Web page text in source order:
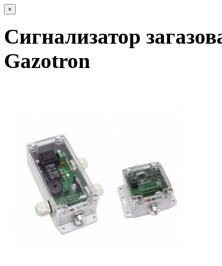
×
Сигнализатор
Gazotron